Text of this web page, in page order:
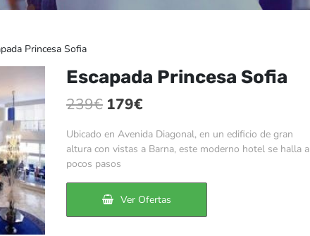
Princesa Sofia
Escapada Princesa Sofia
239€ El
precio
original
era:
239€.
179€El
precio
actual
179€.
Ubicado en Avenida Diagonal, en un edificio de gran
altura con vistas a Barna, este moderno hotel se halla a
pocos pasos
Ver Ofertas